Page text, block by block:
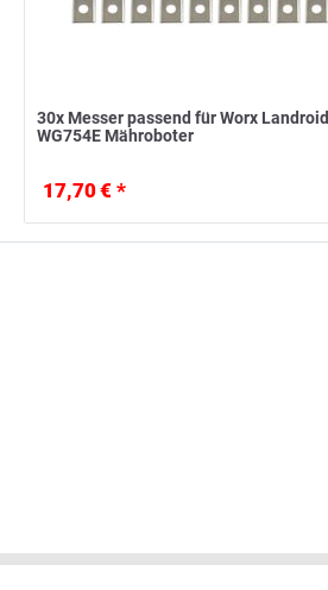
30x Messer passend für Worx Landroid
WG754E Mähroboter
17,70 € *